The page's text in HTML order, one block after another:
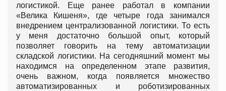
логистикой. Еще ранее работал в компании
«Велика Кишеня», где четыре года занимался
внедрением централизованной логистики. То есть
у меня достаточно большой опыт, который
позволяет говорить на тему автоматизации
складской логистики. На сегодняшний момент мы
находимся на определенном этапе развития,
очень важном, когда появляется множество
автоматизированных и роботизированных